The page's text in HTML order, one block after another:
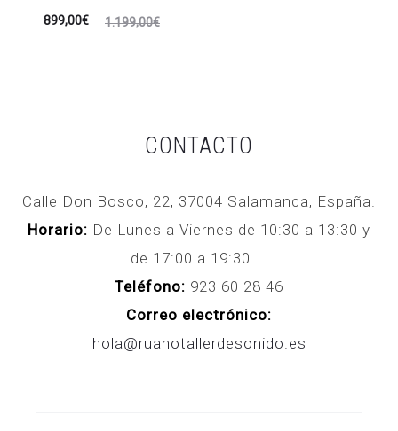
1.199,00€
El
899,00€
El
CONTACTO
Calle Don Bosco, 22, 37004 Salamanca, España.
Horario: De Lunes a Viernes de 10:30 a 13:30 y
de 17:00 a 19:30
Teléfono: 923 60 28 46
Correo electrónico:
hola@ruanotallerdesonido.es